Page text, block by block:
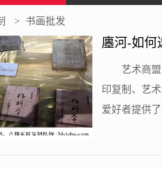
> 书画批发
廛河-如何
艺术商
印复制、艺
爱好者提供